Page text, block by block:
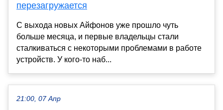
перезагружается
С выхода новых Айфонов уже прошло чуть
больше месяца, и первые владельцы стали
сталкиваться с некоторыми проблемами в работе
устройств. У кого-то наб...
21:00, 07 Апр